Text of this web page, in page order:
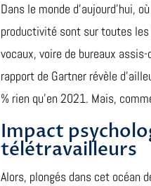
Dans le monde d’aujourd’hui,
productivité sont sur toutes les
vocaux, voire de bureaux
rapport de Gartner révèle
% rien qu’en 2021. Mais,
Impact
télétravailleurs
Alors, plongés dans cet océan